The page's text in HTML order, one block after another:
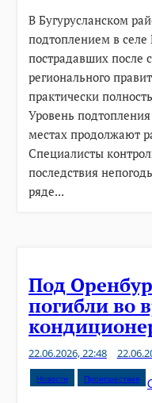
В Бугурусланском
подтоплением в
пострадавших
регионального
практически
Уровень
местах продолжают
Специалисты
последствия
ряде...
Под
погибли во
22.06.2026, 22:48
Новости Происшествия